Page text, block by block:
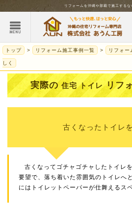
リフォームを 沖縄や那覇で施工するな
トップ リフォーム施工事例一覧 リフォ
しく
実際の 住宅 トイレリフ
古くなったトイレ
古くなってゴチャゴチャしたトイレ
要望で、落ち着いた雰囲気のトイレへ
にはトイレットペーパーが仕舞えるス